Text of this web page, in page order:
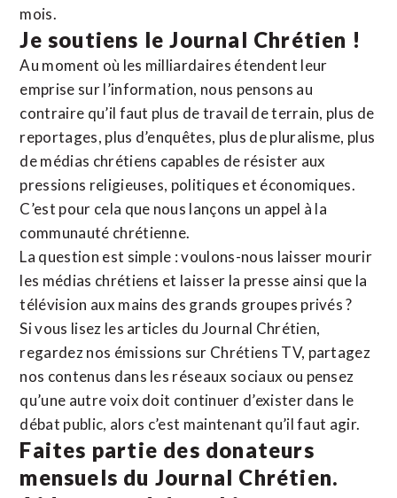
mois.
Je soutiens le Journal Chrétien !
Au moment où les milliardaires étendent leur
emprise sur l’information, nous pensons au
contraire qu’il faut plus de travail de terrain, plus de
reportages, plus d’enquêtes, plus de pluralisme, plus
de médias chrétiens capables de résister aux
pressions religieuses, politiques et économiques.
C’est pour cela que nous lançons un appel à la
communauté chrétienne.
La question est simple : voulons-nous laisser mourir
les médias chrétiens et laisser la presse ainsi que la
télévision aux mains des grands groupes privés ?
Si vous lisez les articles du Journal Chrétien,
regardez nos émissions sur Chrétiens TV, partagez
nos contenus dans les réseaux sociaux ou pensez
qu’une autre voix doit continuer d’exister dans le
débat public, alors c’est maintenant qu’il faut agir.
Faites partie des donateurs
mensuels du Journal Chrétien.